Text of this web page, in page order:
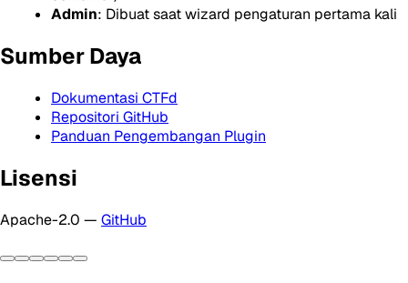
Admin: Dibuat saat wizard pengaturan pertama kali
Sumber Daya
Dokumentasi CTFd
Repositori GitHub
Panduan Pengembangan Plugin
Lisensi
Apache-2.0 — GitHub